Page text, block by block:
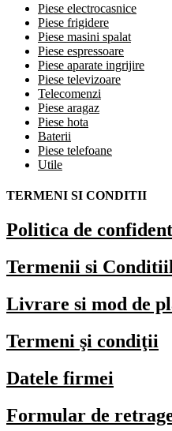
Piese electrocasnice
Piese frigidere
Piese masini spalat
Piese espressoare
Piese aparate ingrijire
Piese televizoare
Telecomenzi
Piese aragaz
Piese hota
Baterii
Piese telefoane
Utile
TERMENI SI CONDITII
Politica de
Termenii si
Livrare si mod de
Termeni şi condiţii
Datele firmei
Formular de